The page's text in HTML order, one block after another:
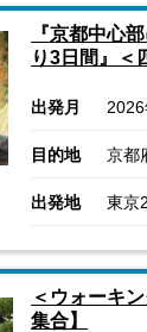
『京都中心
り3日間』＜
出発月
目的地 京都
出発地 東京
＜ウォーキ
集合】